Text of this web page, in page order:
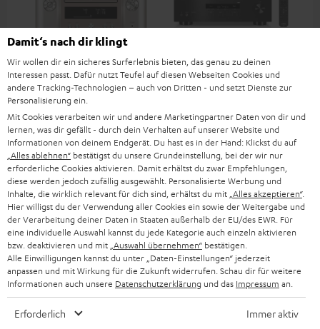
MARANTZ M-CR612
Stereo-Netzwerk-CD-Receiver
der Spitzenklasse für
Kompaktlautsprecher und
kleinere Räume
799,‐€
Yamaha R-S202D
2.0-Stereo-Receiver der
Einstiegsklasse mit 115 Watt
pro Kanal an 4 Ohm (bei 1
kHz, 0.7 % THD)
Deal
239,‐€
269,‐ € Letzter niedrigster Preis
269,‐€UVP
Lieferumfang
Damit‘s nach dir klingt
Wir wollen dir ein sicheres Surferlebnis bieten, das genau zu deinen
Interessen passt. Dafür nutzt Teufel auf diesen Webseiten Cookies und
andere Tracking-Technologien – auch von Dritten - und setzt Dienste zur
Personalisierung ein.
Mit Cookies verarbeiten wir und andere Marketingpartner Daten von dir und
lernen, was dir gefällt - durch dein Verhalten auf unserer Website und
Informationen von deinem Endgerät. Du hast es in der Hand: Klickst du auf
„Alles ablehnen“ bestätigst du unsere Grundeinstellung, bei der wir nur
erforderliche Cookies aktivieren. Damit erhältst du zwar Empfehlungen,
diese werden jedoch zufällig ausgewählt. Personalisierte Werbung und
Inhalte, die wirklich relevant für dich sind, erhältst du mit „Alles akzeptieren“.
Hier willigst du der Verwendung aller Cookies ein sowie der Weitergabe und
der Verarbeitung deiner Daten in Staaten außerhalb der EU/des EWR. Für
eine individuelle Auswahl kannst du jede Kategorie auch einzeln aktivieren
bzw. deaktivieren und mit „Auswahl übernehmen“ bestätigen.
Alle Einwilligungen kannst du unter „Daten-Einstellungen“ jederzeit
anpassen und mit Wirkung für die Zukunft widerrufen. Schau dir für weitere
Informationen auch unsere Datenschutzerklärung und das Impressum an.
Erforderlich Immer aktiv